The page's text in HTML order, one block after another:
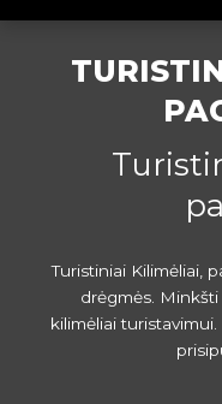
Turistiniai Kilimėliai,
drėgmės.
kilimėliai